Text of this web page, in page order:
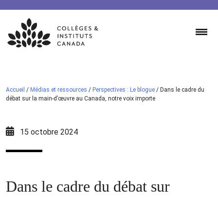
Skip
content
Accueil / Médias et ressources / Perspectives : Le blogue / Dans le cadre du
débat sur la main-d’œuvre au Canada, notre voix importe
15 octobre 2024
Dans le cadre du débat sur